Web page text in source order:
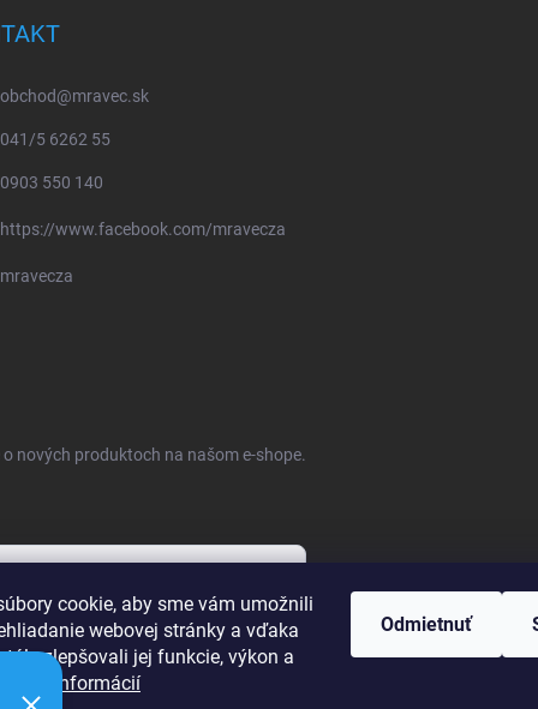
cookie, aby sme vám umožnili
webovej stránky a vďaka
zlepšovali jej funkcie, výkon a
Viac informácií
Odmietnuť
obchod@mravec.sk
041/5 6262 55
0903 550 140
https://www.facebook.com/mravecza
mravecza
nových produktoch na našom e-shope.
údajov